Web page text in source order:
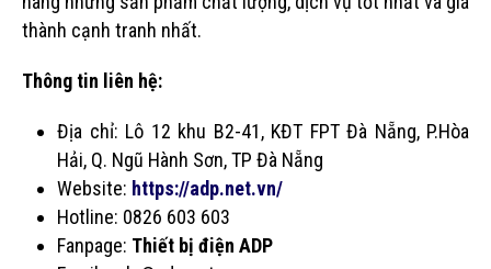
thành cạnh tranh nhất.
Thông tin liên hệ:
Địa chỉ: Lô 12 khu B2-41, KĐT FPT Đà Nẵng, P.Hòa
Hải, Q. Ngũ Hành Sơn, TP Đà Nẵng
Website: https://adp.net.vn/
Hotline: 0826 603 603
Fanpage: Thiết bị điện ADP